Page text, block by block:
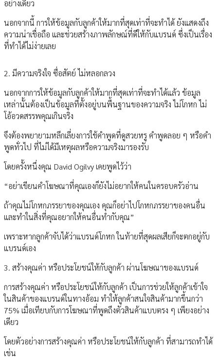
อย่างเดียว
นอกจากนี้ การให้ข้อมูลกับลูกค้าให้มากที่สุดเท่าที่จะทำได้ ยังแสดงถึง
ความน่าเชื่อถือ และช่วยสร้างภาพลักษณ์ที่ดีให้กับแบรนด์ ซึ่งเป็นเรื่อง
ที่ทำได้ไม่ง่ายเลย
2. มีความจริงใจ ซื่อสัตย์ ไม่หลอกลวง
นอกจากการให้ข้อมูลกับลูกค้าให้มากที่สุดเท่าที่จะทำได้แล้ว ข้อมูล
เหล่านั้นต้องเป็นข้อมูลที่ตั้งอยู่บนพื้นฐานของความจริง ไม่โกหก ไม่
โอ้อวดสรรพคุณเกินจริง
จึงต้องพยายามหลีกเลี่ยงการใช้คำพูดที่ดูสวยหรู คำพูดลอย ๆ หรือคำ
พูดทั่วไป ที่ไม่ได้มีเหตุผลหรือความจริงมารองรับ
โดยครั้งหนึ่งคุณ David Ogilvy เคยพูดไว้ว่า
“อย่าเขียนคำโฆษณาที่คุณเองก็ยังไม่อยากให้คนในครอบครัวอ่าน
ถ้าคุณไม่โกหกภรรยาของคุณเอง คุณก็อย่าไปโกหกภรรยาของคนอื่น
และทำในสิ่งที่คุณอยากให้คนอื่นทำกับคุณ”
เพราะหากลูกค้าจับได้ว่าแบรนด์โกหก ในท้ายที่สุดผลเสียก็จะตกอยู่กับ
แบรนด์เอง
3. สร้างคุณค่า หรือประโยชน์ให้กับลูกค้า ผ่านโฆษณาของแบรนด์
การสร้างคุณค่า หรือประโยชน์ให้กับลูกค้า เป็นการช่วยให้ลูกค้าเข้าใจ
ในสินค้าของแบรนด์ในทางอ้อม ทำให้ลูกค้าสนใจสินค้ามากขึ้นกว่า
75% เมื่อเทียบกับการโฆษณาที่พูดถึงตัวสินค้าแบบตรง ๆ เพียงอย่าง
เดียว
โดยตัวอย่างการสร้างคุณค่า หรือประโยชน์ให้กับลูกค้า ที่สามารถทำได้
เช่น